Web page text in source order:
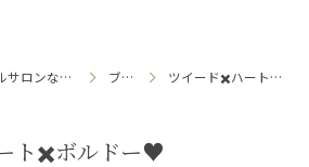
北海道江別市のネイルサロンならnailsalon YUTARI ブログ ツイード✖️ハート✖️ボルドー♥️
ト✖️ボルドー♥️